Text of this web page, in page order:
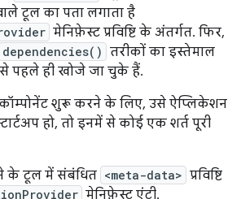
टूल का पता लगाता है
मेनिफ़ेस्ट प्रविष्टि के अंतर्गत. फिर,
dependencies() तरीकों का इस्तेमाल
पहले ही खोजे जा चुके हैं.
शुरू करने के लिए, उसे ऐप्लिकेशन
हो, तो इनमें से कोई एक शर्त पूरी
के टूल में संबंधित <meta-data> प्रविष्टि
मेनिफ़ेस्ट एंट्री.